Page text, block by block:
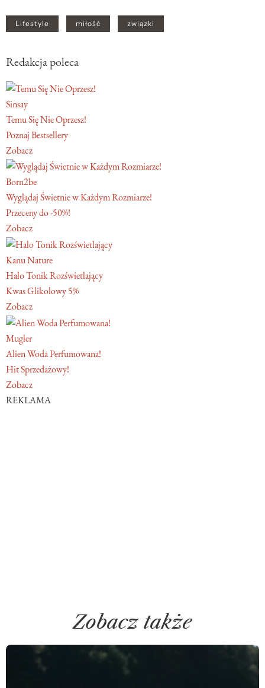
Lifestyle miłość związki
Redakcja poleca
Sinsay
Temu Się Nie Oprzesz!
Poznaj Bestsellery
Zobacz
Born2be
Wyglądaj Świetnie w Każdym Rozmiarze!
Przeceny do -50%!
Zobacz
Kanu Nature
Halo Tonik Rozświetlający
Kwas Glikolowy 5%
Zobacz
Mugler
Alien Woda Perfumowana!
Hit Sprzedażowy!
Zobacz
REKLAMA
Zobacz także